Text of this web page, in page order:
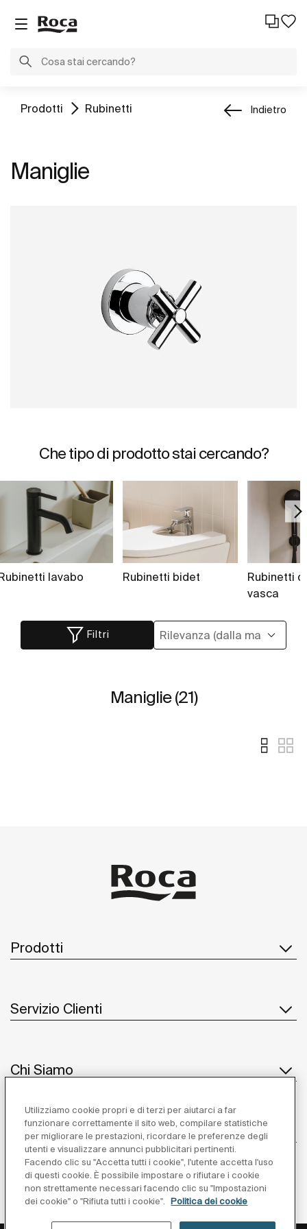
Prodotti Rubinetti Indietro
Maniglie
Che tipo di prodotto stai cercando?
lavabo Rubinetti bidet
Rubinetti
vasca
Filtri
Maniglie (21)
Prodotti
Servizio Clienti
Chi Siamo
Ispirazione
Seguiteci
Utilizziamo cookie propri e di terzi per aiutarci a far
funzionare correttamente il sito web, compilare statistiche
per migliorare le prestazioni, ricordare le preferenze degli
utenti e visualizzare annunci pubblicitari pertinenti.
Facendo clic su "Accetta tutti i cookie", l'utente accetta l'uso
di questi cookie. È possibile impostare o rifiutare i cookie
non strettamente necessari facendo clic su "Impostazioni
dei cookie" o "Rifiuta tutti i cookie".
Politica dei cookie